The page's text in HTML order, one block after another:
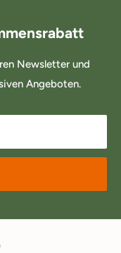
Newsletter und
Angeboten.